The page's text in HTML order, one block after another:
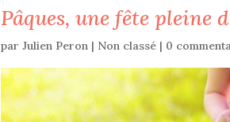
Pâques, une fête pleine
par Julien Peron | Non classé | 0